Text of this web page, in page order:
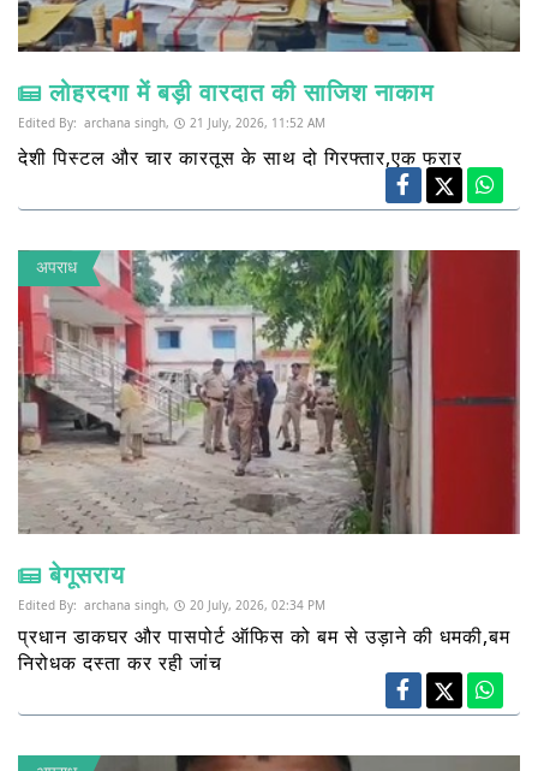
लोहरदगा में बड़ी वारदात की साजिश नाकाम
Edited By: archana singh, 21 July, 2026, 11:52 AM
देशी पिस्टल और चार कारतूस के साथ दो गिरफ्तार,एक फरार
अपराध
बेगूसराय
Edited By: archana singh, 20 July, 2026, 02:34 PM
प्रधान डाकघर और पासपोर्ट ऑफिस को बम से उड़ाने की धमकी,बम
निरोधक दस्ता कर रही जांच